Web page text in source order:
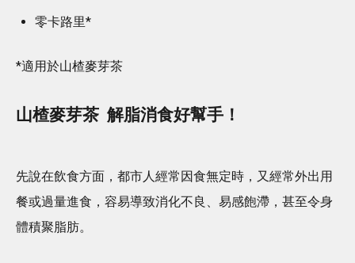
零卡路里*
*適用於山楂麥芽茶
山楂麥芽茶 解脂消食好幫手！
先說在飲食方面，都市人經常因食無定時，又經常外出用
餐或過量進食，容易導致消化不良、易感飽滯，甚至令身
體積聚脂肪。